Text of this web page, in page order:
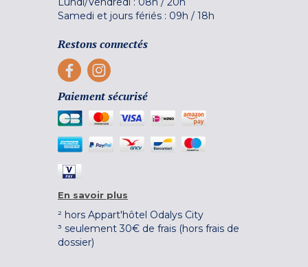
Samedi et jours fériés : 09h / 18h
Restons connectés
Paiement sécurisé
En savoir plus
² hors Appart'hôtel Odalys City
³ seulement 30€ de frais (hors frais de
dossier)